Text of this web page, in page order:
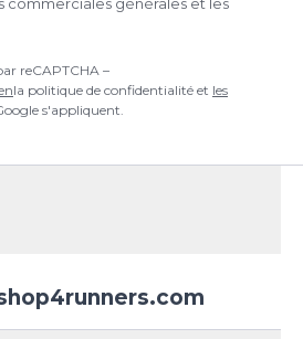
reCAPTCHA –
la politique de confidentialité et les
s'appliquent.